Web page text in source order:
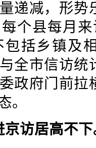
递减，形势
个县每月来
包括乡镇及
全市信访统
政府门前拉
。
访居高不下